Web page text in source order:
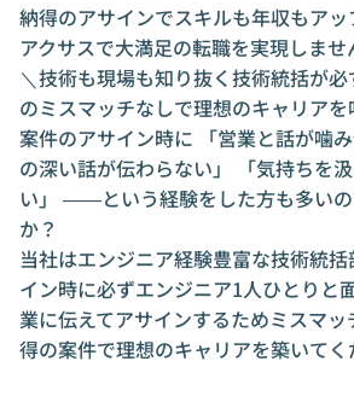
納得のアサインでスキルも年収もアッ
アクサスで大満足の転職を実現しませ
＼技術も現場も知り抜く技術統括が
のミスマッチなしで理想のキャリア
案件のアサイン時に 「営業と話が噛
の深い話が伝わらない」 「気持ちを
い」 ――という経験をした方も多い
か？
当社はエンジニア経験豊富な技術統
イン時に必ずエンジニア1人ひとりと
業に伝えてアサインするためミスマ
得の案件で理想のキャリアを築いてく